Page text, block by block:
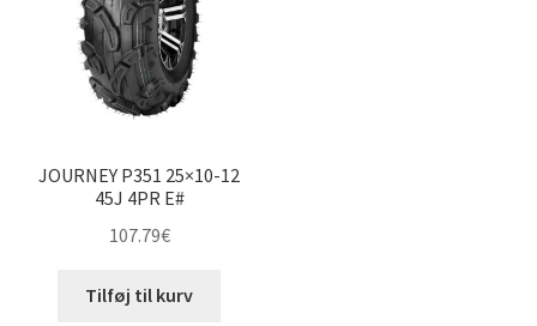
JOURNEY P351 25×10-12
45J 4PR E#
107.79€
Tilføj til kurv